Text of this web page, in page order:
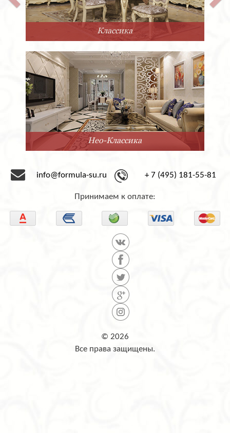
Классика
Нео-Классика
info@formula-su.ru + 7 (495) 181-55-81
Принимаем к оплате:
© 2026
Все права защищены.